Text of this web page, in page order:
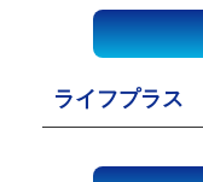
ライフプラス